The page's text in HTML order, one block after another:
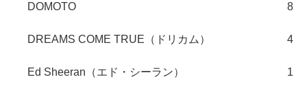
DOMOTO 8
DREAMS COME TRUE（ドリカム） 4
Ed Sheeran（エド・シーラン） 1